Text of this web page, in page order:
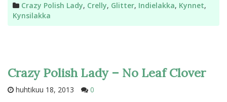
Kategoriat
Crazy Polish Lady, Crelly, Glitter, Indielakka, Kynnet,
Kynsilakka
Crazy Polish Lady – No Leaf Clover
huhtikuu 18, 2013
0